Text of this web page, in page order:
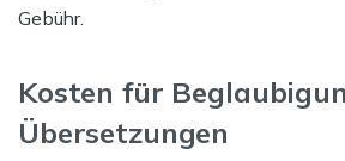
Gebühr.
Kosten für
Übersetzungen